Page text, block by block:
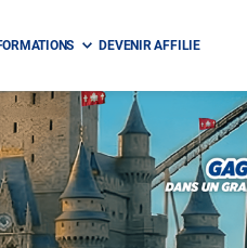
DEVENIR AFFILIE